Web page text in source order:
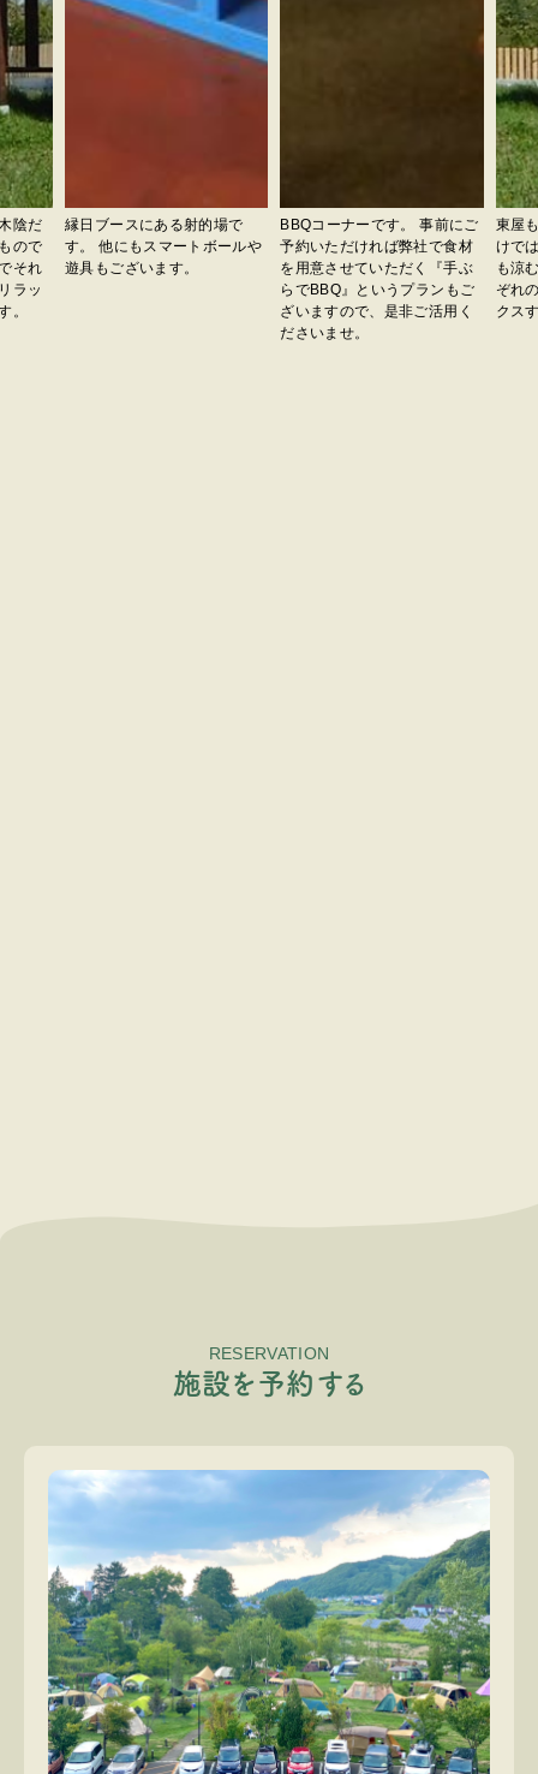
陰だ
ので
それ
ラッ
。
縁日ブースにある射的場で
す。 他にもスマートボールや
遊具もございます。
BBQコーナーです。 事前にご
予約いただければ弊社で食材
を用意させていただく『手ぶ
らでBBQ』というプランもご
ざいますので、是非ご活用く
ださいませ。
東屋
けで
も涼
ぞれ
クス
RESERVATION
施設を 予約 する